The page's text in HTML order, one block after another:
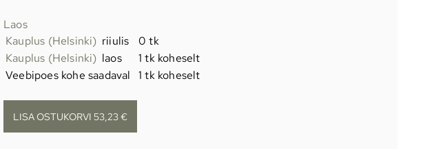
Laos
Kauplus (Helsinki) riiulis
0 tk
Kauplus (Helsinki) laos
1 tk koheselt
Veebipoes kohe saadaval
1 tk koheselt